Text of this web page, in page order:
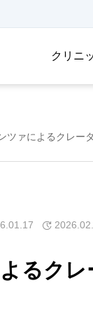
クリニ
ツァによるクレー
るクレ